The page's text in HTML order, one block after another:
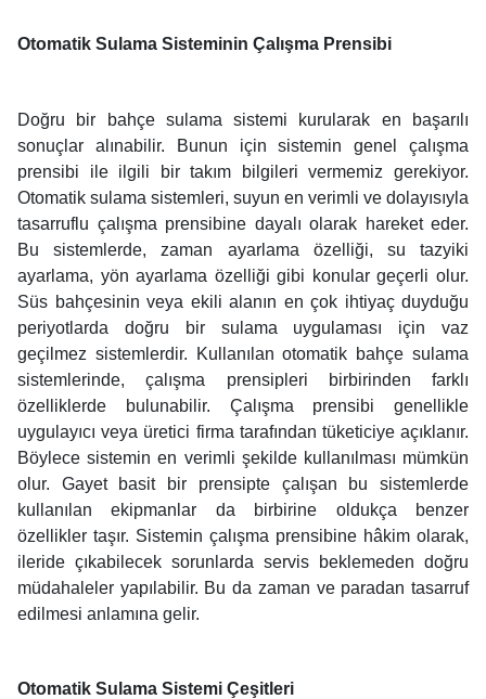
Otomatik Sulama Sisteminin Çalışma Prensibi
Doğru bir bahçe sulama sistemi kurularak en başarılı
sonuçlar alınabilir. Bunun için sistemin genel çalışma
prensibi ile ilgili bir takım bilgileri vermemiz gerekiyor.
Otomatik sulama sistemleri, suyun en verimli ve dolayısıyla
tasarruflu çalışma prensibine dayalı olarak hareket eder.
Bu sistemlerde, zaman ayarlama özelliği, su tazyiki
ayarlama, yön ayarlama özelliği gibi konular geçerli olur.
Süs bahçesinin veya ekili alanın en çok ihtiyaç duyduğu
periyotlarda doğru bir sulama uygulaması için vaz
geçilmez sistemlerdir. Kullanılan otomatik bahçe sulama
sistemlerinde, çalışma prensipleri birbirinden farklı
özelliklerde bulunabilir. Çalışma prensibi genellikle
uygulayıcı veya üretici firma tarafından tüketiciye açıklanır.
Böylece sistemin en verimli şekilde kullanılması mümkün
olur. Gayet basit bir prensipte çalışan bu sistemlerde
kullanılan ekipmanlar da birbirine oldukça benzer
özellikler taşır. Sistemin çalışma prensibine hâkim olarak,
ileride çıkabilecek sorunlarda servis beklemeden doğru
müdahaleler yapılabilir. Bu da zaman ve paradan tasarruf
edilmesi anlamına gelir.
Otomatik Sulama Sistemi Çeşitleri